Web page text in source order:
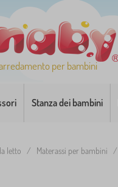
per bambini
Stanza dei bambini
letto / Materassi per bambini /